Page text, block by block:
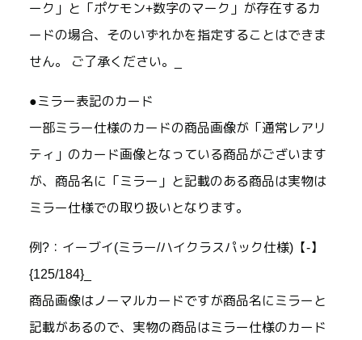
ーク」と「ポケモン+数字のマーク」が存在するカ
ードの場合、そのいずれかを指定することはできま
せん。 ご了承ください。_
●ミラー表記のカード
一部ミラー仕様のカードの商品画像が「通常レアリ
ティ」のカード画像となっている商品がございます
が、商品名に「ミラー」と記載のある商品は実物は
ミラー仕様での取り扱いとなります。
例?：イーブイ(ミラー/ハイクラスパック仕様)【-】
{125/184}_
商品画像はノーマルカードですが商品名にミラーと
記載があるので、実物の商品はミラー仕様のカード